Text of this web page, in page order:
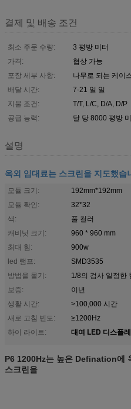
결제 및 배송 조건
최소 주문 수량:
3 평방 미터
가격:
협상 가능
포장 세부 사항:
나무로 되는 케이
배달 시간:
7-21 일 일
지불 조건:
T/T, L/C, D/A, D/P
공급 능력:
달 당 8000 평방
설명
옥외 임대료는 스크린을 지도했습
모듈 크기:
192mm*192mm
모듈 확인:
32*32
색:
풀 컬러
캐비닛 크기:
960 * 960 mm
최대 힘:
900w
led 램프:
SMD3535
방법을 몰기:
1/8의 검사 일정한
보증:
이년
생활 시간:
>100,000 시간
새로 고침 빈도:
≥1200Hz
하이 라이트:
대여 LED 디스플
P6 1200Hz는 높은 Defination에
스크린을